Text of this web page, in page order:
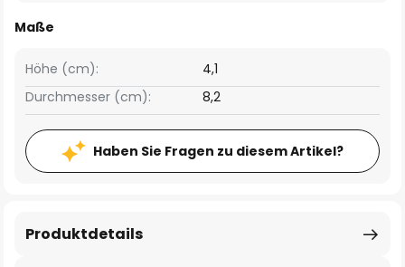
Maße
Höhe (cm):
4,1
Durchmesser (cm):
8,2
Haben Sie Fragen zu diesem Artikel?
Produktdetails